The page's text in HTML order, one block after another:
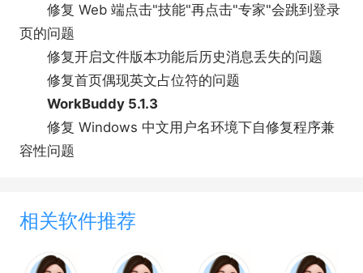
修复 Web 端点击"技能"再点击"专家"会跳到登录
页的问题
修复开启文件版本功能后历史消息丢失的问题
修复首页偶现英文占位符的问题
WorkBuddy 5.1.3
修复 Windows 中文用户名环境下自修复程序兼
容性问题
相关软件推荐